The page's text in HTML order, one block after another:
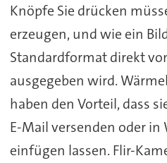
Knöpfe Sie drücken
erzeugen, und wie ein
Standardformat direkt
ausgegeben wird.
haben den Vorteil, dass
E-Mail versenden oder
einfügen lassen. Flir-